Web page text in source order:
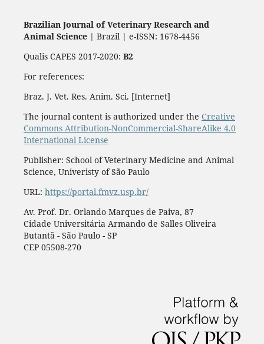
Brazilian Journal of Veterinary Research and
Animal Science| Brazil | e-ISSN: 1678-4456
Qualis CAPES 2017-2020: B2
For references:
Braz. J. Vet. Res. Anim. Sci. [Internet]
The journal content is authorized under the Creative
Commons Attribution-NonCommercial-ShareAlike 4.0
International License
Publisher: School of Veterinary Medicine and Animal
Science, Univeristy of São Paulo
URL: https://portal.fmvz.usp.br/
Av. Prof. Dr. Orlando Marques de Paiva, 87
Cidade Universitária Armando de Salles Oliveira
Butantã - São Paulo - SP
CEP 05508-270